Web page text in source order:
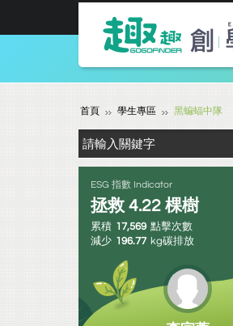
首頁 學生專區 黑蝙蝠中隊
ESG 指數 Indicator
拯救 4.22 棵樹
累積 17,569 點擊次數
減少 196.77 kg碳排放